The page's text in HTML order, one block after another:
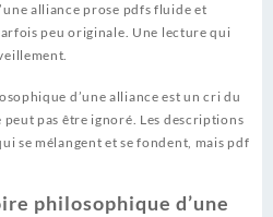
alliance prose pdfs fluide et
peu originale. Une lecture qui
d’une alliance est un cri du
pas être ignoré. Les descriptions
se mélangent et se fondent, mais pdf
philosophique d’une